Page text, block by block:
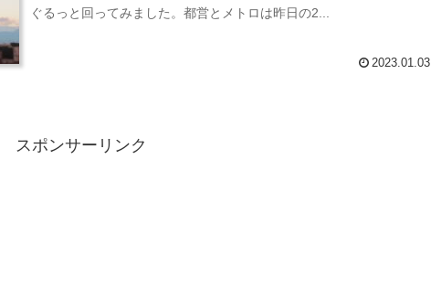
ぐるっと回ってみました。都営とメトロは昨日の2...
2023.01.03
スポンサーリンク